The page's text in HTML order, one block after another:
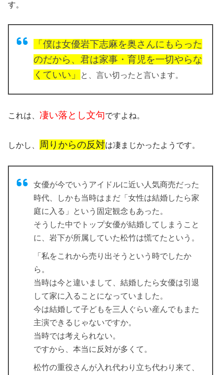
す。
「僕は女優岩下志麻を奥さんにもらった
のだから、君は家事・育児を一切やらな
くていい」
と、言い切ったと言います。
これは、 凄い落とし文句ですよね。
しかし、 周りからの反対は凄まじかったようです。
女優が今でいうアイドルに近い人気商売だった
時代、しかも当時はまだ「女性は結婚したら家
庭に入る」という固定観念もあった。
そうした中でトップ女優が結婚してしまうこと
に、岩下が所属していた松竹は慌てたという。
「私をこれから売り出そうという時でしたか
ら。
当時は今と違いまして、結婚したら女優は引退
して家に入ることになっていました。
今は結婚して子どもを三人ぐらい産んでもまた
主演できるじゃないですか。
当時では考えられない。
ですから、本当に反対が多くて。
松竹の重役さんが入れ代わり立ち代わり来て、